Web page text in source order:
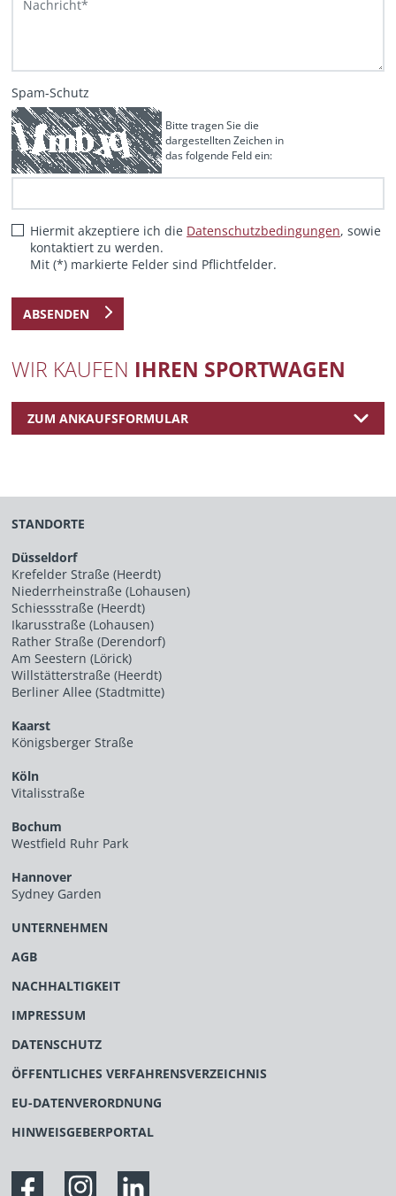
Spam-Schutz
Bitte tragen Sie die
dargestellten Zeichen in
das folgende Feld ein:
Hiermit akzeptiere ich die Datenschutzbedingungen, sowie
kontaktiert zu werden.
Mit (*) markierte Felder sind Pflichtfelder.
ABSENDEN
WIR KAUFEN IHREN SPORTWAGEN
ZUM ANKAUFSFORMULAR
STANDORTE
Düsseldorf
Krefelder Straße (Heerdt)
Niederrheinstraße (Lohausen)
Schiessstraße (Heerdt)
Ikarusstraße (Lohausen)
Rather Straße (Derendorf)
Am Seestern (Lörick)
Willstätterstraße (Heerdt)
Berliner Allee (Stadtmitte)
Kaarst
Königsberger Straße
Köln
Vitalisstraße
Bochum
Westfield Ruhr Park
Hannover
Sydney Garden
UNTERNEHMEN
AGB
NACHHALTIGKEIT
IMPRESSUM
DATENSCHUTZ
ÖFFENTLICHES VERFAHRENSVERZEICHNIS
EU-DATENVERORDNUNG
HINWEISGEBERPORTAL